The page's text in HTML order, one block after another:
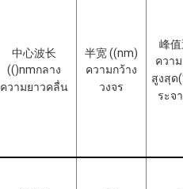
中心波长
(()nmกลาง
ความยาวคลื่น
半宽 ((nm)
ความกว้าง
วงจร
峰
ควา
สูงสุด
ระจ